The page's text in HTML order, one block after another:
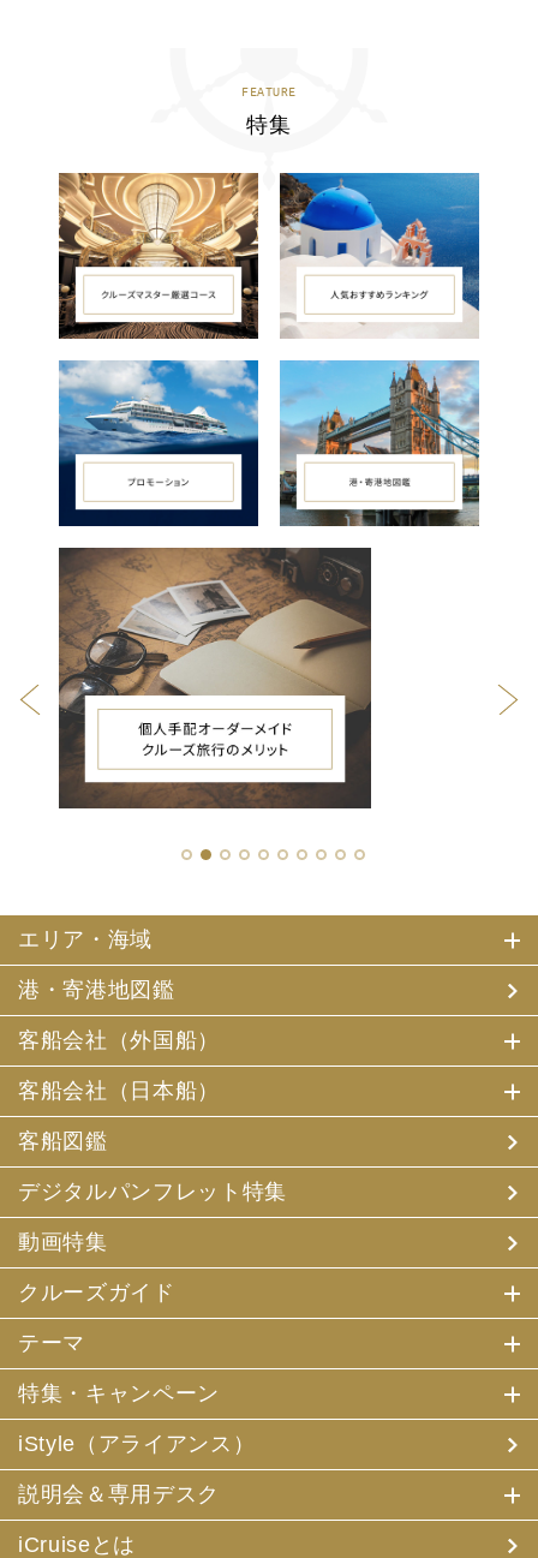
FEATURE
特集
1 2 3 4 5 6 7 8 9 10
エリア・海域
港・寄港地図鑑
客船会社（外国船）
客船会社（日本船）
客船図鑑
デジタルパンフレット特集
動画特集
クルーズガイド
テーマ
特集・キャンペーン
iStyle（アライアンス）
説明会＆専用デスク
iCruiseとは